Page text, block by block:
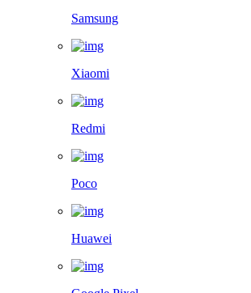
Samsung
Xiaomi
Redmi
Poco
Huawei